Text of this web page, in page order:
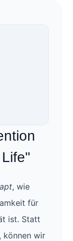
, wie
für
ist. Statt
können wir